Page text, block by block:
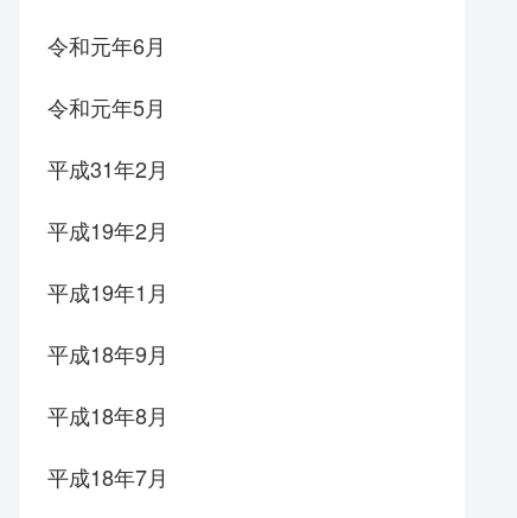
令和元年6月
令和元年5月
平成31年2月
平成19年2月
平成19年1月
平成18年9月
平成18年8月
平成18年7月